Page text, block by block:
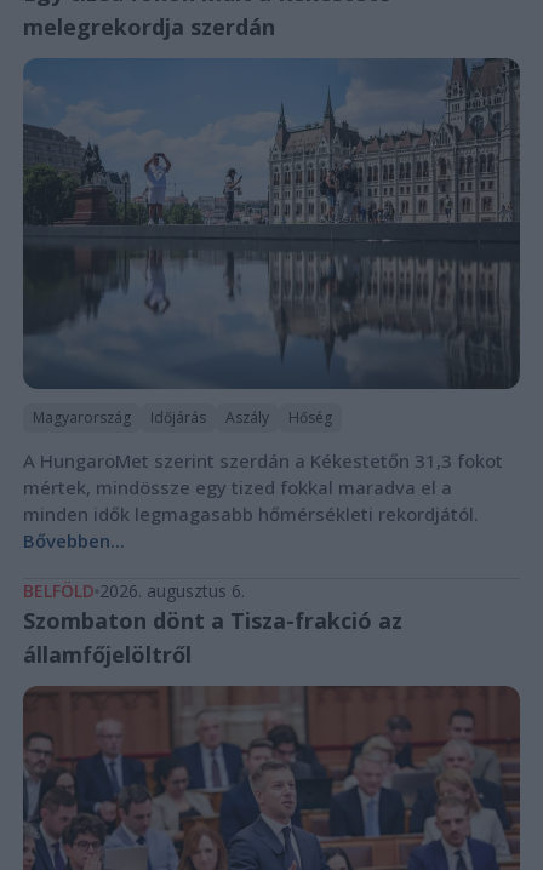
melegrekordja szerdán
Magyarország Időjárás Aszály Hőség
A HungaroMet szerint szerdán a Kékestetőn 31,3 fokot
mértek, mindössze egy tized fokkal maradva el a
minden idők legmagasabb hőmérsékleti rekordjától.
Bővebben...
BELFÖLD 2026. augusztus 6.
Szombaton dönt a Tisza-frakció az
államfőjelöltről